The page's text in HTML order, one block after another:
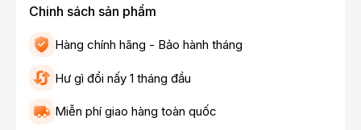
Chinh sách sản phẩm
Hàng chính hãng - Bảo hành tháng
Hư gì đổi nấy 1 tháng đầu
Miễn phí giao hàng toàn quốc